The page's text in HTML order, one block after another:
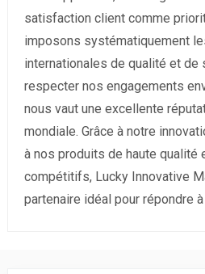
satisfaction client comme
imposons systématiquement
internationales de qualité et de
respecter nos engagements
nous vaut une excellente
mondiale. Grâce à notre
à nos produits de haute qualité
compétitifs, Lucky Innovative
partenaire idéal pour répondre